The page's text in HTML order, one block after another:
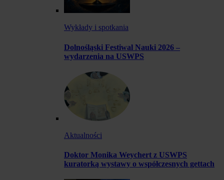
Wykłady i spotkania
Dolnośląski Festiwal Nauki 2026 –
wydarzenia na USWPS
Aktualności
Doktor Monika Weychert z USWPS
kuratorką wystawy o współczesnych gettach